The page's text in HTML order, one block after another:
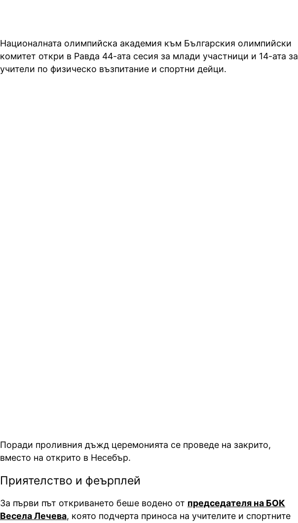
Националната олимпийска академия към Българския олимпийски
комитет откри в Равда 44-ата сесия за млади участници и 14-ата за
учители по физическо възпитание и спортни дейци.
Поради проливния дъжд церемонията се проведе на закрито,
вместо на открито в Несебър.
Приятелство и феърплей
За първи път откриването беше водено от председателя на БОК
Весела Лечева, която подчерта приноса на учителите и спортните